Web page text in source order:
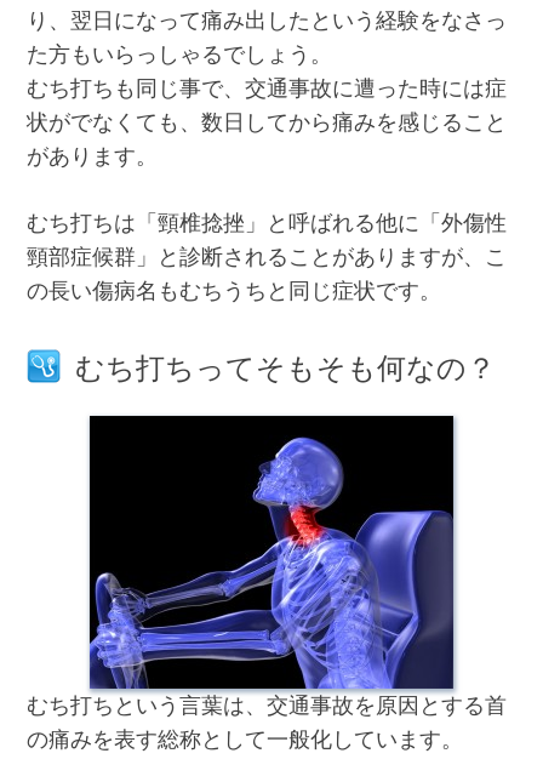
り、翌日になって痛み出したという経験をなさっ
た方もいらっしゃるでしょう。
むち打ちも同じ事で、交通事故に遭った時には症
状がでなくても、数日してから痛みを感じること
があります。
むち打ちは「頸椎捻挫」と呼ばれる他に「外傷性
頸部症候群」と診断されることがありますが、こ
の長い傷病名もむちうちと同じ症状です。
むち打ちってそもそも何なの？
むち打ちという言葉は、交通事故を原因とする首
の痛みを表す総称として一般化しています。